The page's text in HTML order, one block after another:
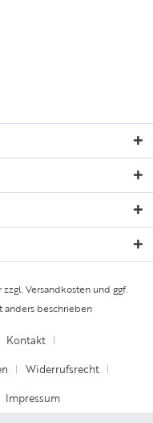
zzgl.Versandkostenund ggf.
anders beschrieben
Kontakt
Widerrufsrecht
Impressum